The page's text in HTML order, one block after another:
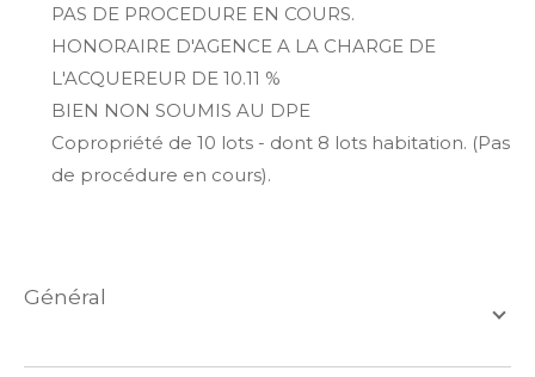
PAS DE PROCEDURE EN COURS.
HONORAIRE D'AGENCE A LA CHARGE DE
L'ACQUEREUR DE 10.11 %
BIEN NON SOUMIS AU DPE
Copropriété de 10 lots - dont 8 lots habitation. (Pas
de procédure en cours).
général